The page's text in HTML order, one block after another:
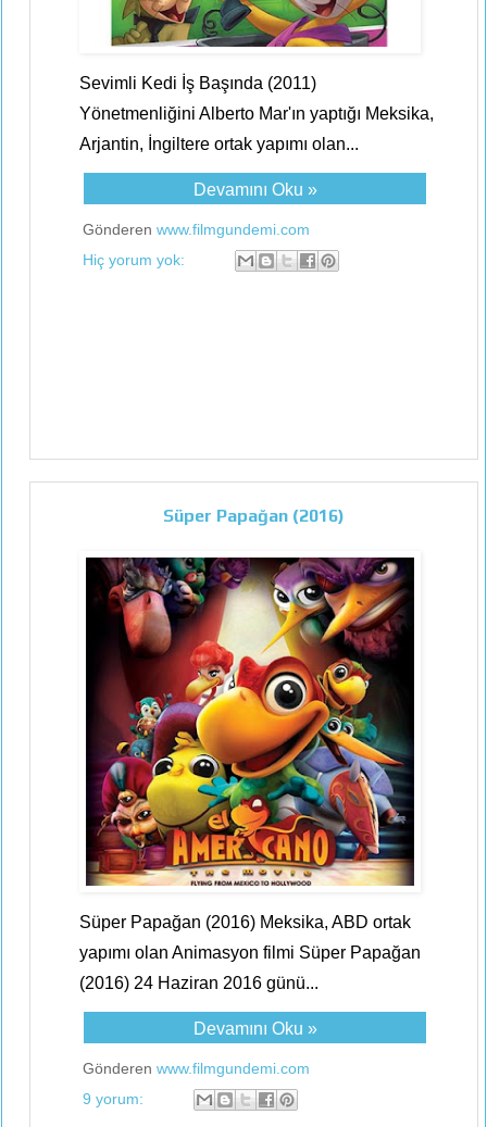
Sevimli Kedi İş Başında (2011)
Yönetmenliğini Alberto Mar'ın yaptığı Meksika,
Arjantin, İngiltere ortak yapımı olan...
Devamını Oku »
Gönderen www.filmgundemi.com
Hiç yorum yok:
Süper Papağan (2016)
Süper Papağan (2016) Meksika, ABD ortak
yapımı olan Animasyon filmi Süper Papağan
(2016) 24 Haziran 2016 günü...
Devamını Oku »
Gönderen www.filmgundemi.com
9 yorum: